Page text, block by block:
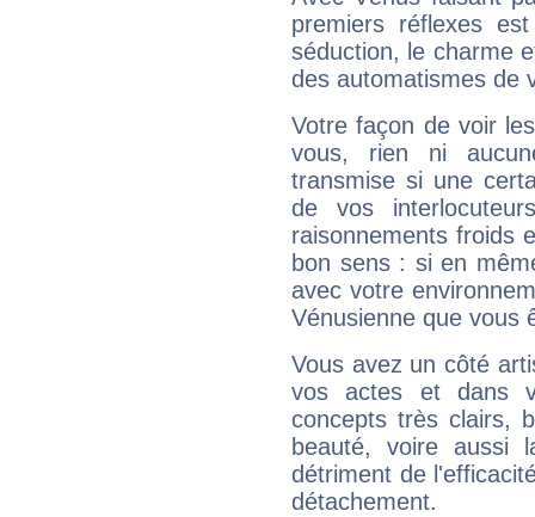
premiers réflexes
séduction, le charme
des automatismes de
Votre façon de voir
vous, rien ni
transmise si une
de vos
raisonnements froids
bon sens : si en
avec votre
Vénusienne que vous
Vous avez un côté
vos actes et dans
concepts très clairs,
beauté, voire aussi
détriment de
détachement.